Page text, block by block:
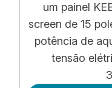
um painel
screen de 15
potência de
tensão